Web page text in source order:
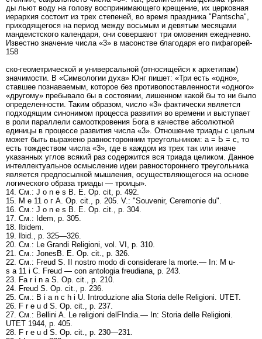
ды льют воду на голову воспринимающего крещение, их церковная
иерархия состоит из трех степеней, во время праздника "Pantscha",
приходящегося на период между восьмым и девятым месяцами
мандеистского календаря, они совершают три омовения ежедневно.
Известно значение числа «3» в масонстве благодаря его пифагорей-
158
ско-геометрической и универсальной (относящейся к архетипам)
значимости. В «Символогии духа» Юнг пишет: «Три есть «одно»,
ставшее познаваемым, которое без противопоставленности «одного»
«другому» пребывало бы в состоянии, лишенном какой бы то ни было
определенности. Таким образом, число «3» фактически является
подходящим синонимом процесса развития во времени и выступает
в роли параллели самооткровения Бога в качестве абсолютной
единицы в процессе развития числа «3». Отношение триады с целым
может быть выражено равносторонним треугольником: а = Ь = с, то
есть тождеством числа «3», где в каждом из трех так или иначе
указанных углов всякий раз содержится вся триада целиком. Данное
интеллектуальное осмысление идеи равностороннего треугольника
является предпосылкой мышления, осуществляющегося на основе
логического образа триады — троицы».
14. См.: J о n e s В. Е. Op. cit, p. 492.
15. М е 11 о г A. Op. cit., р. 205. V.: "Souvenir, Ceremonie du".
16. См.: J о n e s В. Е. Op. cit., p. 304.
17. См.: Idem, p. 305.
18. Ibidem.
19. Ibid., p. 325—326.
20. См.: Le Grandi Religioni, vol. VI, p. 310.
21. См.: JonesB. E. Op. cit., p. 326.
22. См.: Freud S. II nostro modo di considerare la morte.— In: M u-
s a 11 i C. Freud — con antologia freudiana, p. 243.
23. Fa r i n a S. Op. cit., p. 210.
24. Freud S. Op. cit., p. 236.
25. См.: В i a n с h i U. Introduzione alia Storia delle Religioni. UTET.
26. F r e u d S. Op. cit., p. 237.
27. См.: Bellini A. Le religioni delFIndia.— In: Storia delle Religioni.
UTET 1944, p. 405.
28. F r e u d S. Op. cit., p. 230—231.